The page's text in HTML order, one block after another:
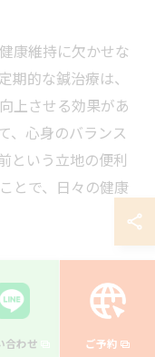
康維持に欠かせな
的な鍼治療は、
上させる効果があ
、心身のバランス
という立地の便利
とで、日々の健康
和にとどまらず、
療は、東洋医学
合わせ ご予約